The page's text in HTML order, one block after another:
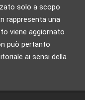
solo a scopo
rappresenta una
viene aggiornato
può pertanto
ai sensi della